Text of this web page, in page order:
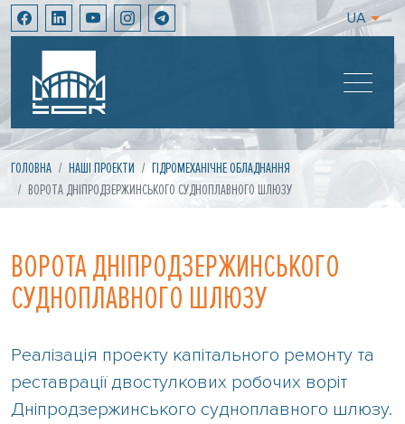
UA
ГОЛОВНА НАШІ ПРОЕКТИ
ГІДРОМЕХАНІЧНЕ ОБЛАДНАННЯ
ВОРОТА ДНІПРОДЗЕРЖИНСЬКОГО СУДНОПЛАВНОГО ШЛЮЗУ
ВОРОТА ДНІПРОДЗЕРЖИНСЬКОГО
СУДНОПЛАВНОГО ШЛЮЗУ
Реалізація проекту капітального ремонту та
реставрації двостулкових робочих воріт
Дніпродзержинського судноплавного шлюзу.